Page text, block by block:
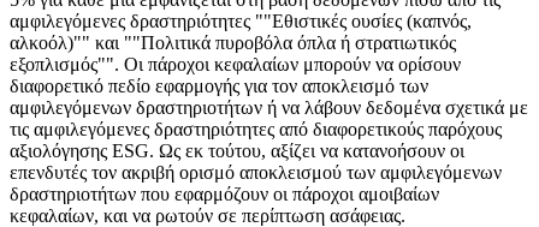
αμφιλεγόμενες δραστηριότητες ""Εθιστικές ουσίες (καπνός,
αλκοόλ)"" και ""Πολιτικά πυροβόλα όπλα ή στρατιωτικός
εξοπλισμός"". Οι πάροχοι κεφαλαίων μπορούν να ορίσουν
διαφορετικό πεδίο εφαρμογής για τον αποκλεισμό των
αμφιλεγόμενων δραστηριοτήτων ή να λάβουν δεδομένα σχετικά με
τις αμφιλεγόμενες δραστηριότητες από διαφορετικούς παρόχους
αξιολόγησης ESG. Ως εκ τούτου, αξίζει να κατανοήσουν οι
επενδυτές τον ακριβή ορισμό αποκλεισμού των αμφιλεγόμενων
δραστηριοτήτων που εφαρμόζουν οι πάροχοι αμοιβαίων
κεφαλαίων, και να ρωτούν σε περίπτωση ασάφειας.